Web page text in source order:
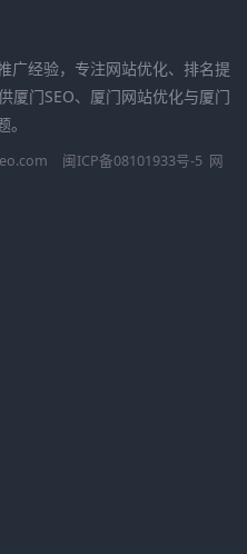
广经验，专注网站优化、排名提
厦门SEO、厦门网站优化与厦门
闽ICP备08101933号-5 网